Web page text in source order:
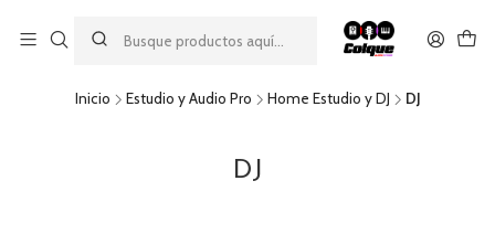
descuento por pago con transferencia bancaria
por una compra mínima de $49.990. Este descuento no es
acumulable a otras promociones ni aplicable a gastos de envío.
Inicio Estudio y Audio Pro Home Estudio y DJ DJ
DJ